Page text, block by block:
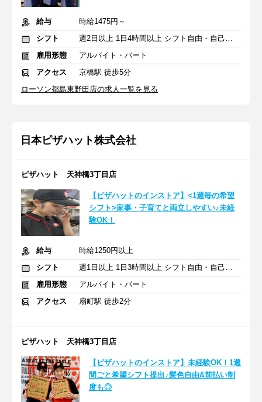
給与
時給1475円～
シフト
週2日以上 1日4時間以上 シフト自由・自己申告
雇用形態
アルバイト・パート
アクセス
京橋駅 徒歩5分
ローソン都島東野田店の求人一覧を見る
日本ピザハット株式会社
ピザハット 天神橋3丁目店
【ピザハットのインストア】<1週毎の希望
シフト>家事・子育てと両立しやすい♪未経
験OK！
給与
時給1250円以上
シフト
週1日以上 1日3時間以上 シフト自由・自己申告
雇用形態
アルバイト・パート
アクセス
扇町駅 徒歩2分
ピザハット 天神橋3丁目店
【ピザハットのインストア】未経験OK！1週
間ごと希望シフト提出♪髪色自由&前払い制
度も◎